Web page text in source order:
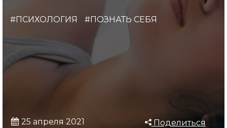
#ПСИХОЛОГИЯ #ПОЗНАТЬ СЕБЯ
25 апреля 2021 Поделиться